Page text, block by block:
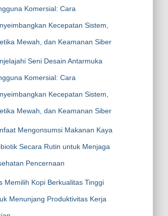
Komersial: Cara
Kecepatan Sistem,
Mewah, dan Keamanan Siber
Seni Desain Antarmuka
Komersial: Cara
Kecepatan Sistem,
Mewah, dan Keamanan Siber
Mengonsumsi Makanan Kaya
Secara Rutin untuk Menjaga
Pencernaan
Memilih Kopi Berkualitas Tinggi
Menunjang Produktivitas Kerja